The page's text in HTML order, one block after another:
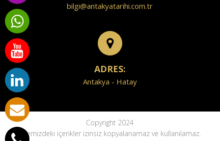
bilgi@antakyatarihi.com.tr
ADRES:
Antakya - Hatay
Copyright 2024
Sitemizdeki içerikler izinsiz kopyalanamaz ve kullanılamaz.